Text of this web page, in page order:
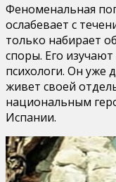
Феноменальная
ослабевает с
только набирает
споры. Его
психологи. Он уже
живет своей
национальным
Испании.